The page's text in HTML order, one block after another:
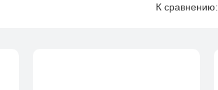
К сравнению: